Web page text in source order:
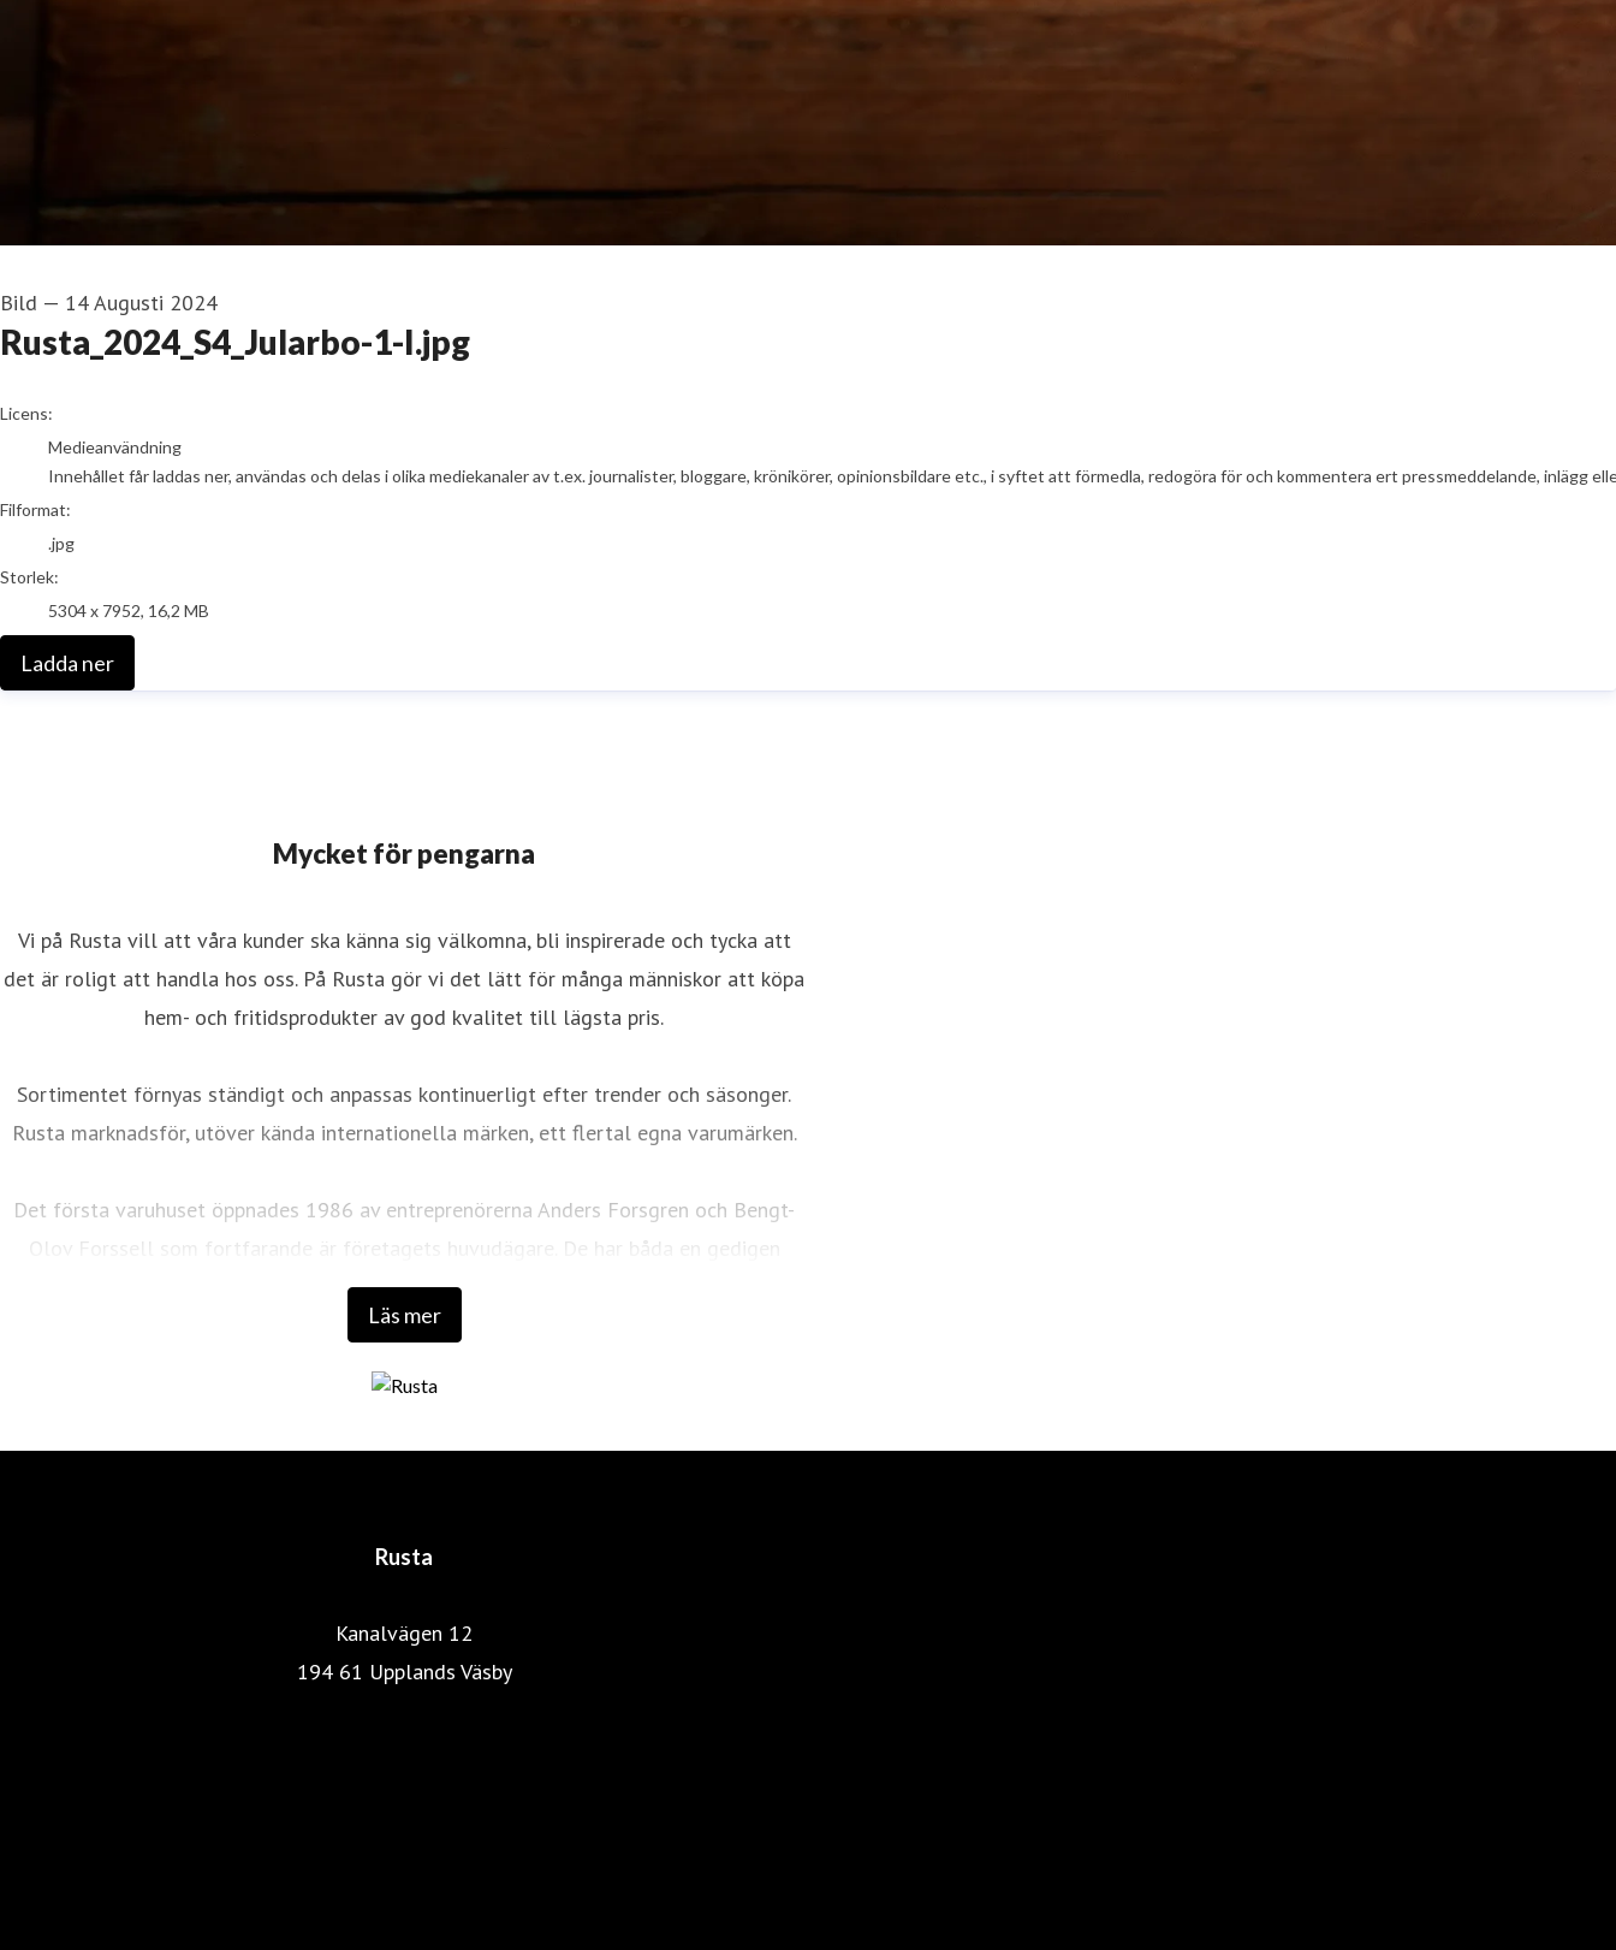
Bild — 14 Augusti 2024
Rusta_2024_S4_Jularbo-1-I.jpg
go to media item
Licens:
Medieanvändning
Innehållet får laddas ner, användas och delas i olika mediekanaler av t.ex. journalister, bloggare, krönikörer, opinionsbildare etc., i syftet att förmedla, redogöra för och kommentera ert pressmeddelande,
Filformat:
.jpg
Storlek:
5304 x 7952, 16,2 MB
Ladda ner
Mycket för pengarna
Läs mer
Vi på Rusta vill att våra kunder ska känna sig välkomna, bli inspirerade och tycka att
det är roligt att handla hos oss. På Rusta gör vi det lätt för många människor att köpa
hem- och fritidsprodukter av god kvalitet till lägsta pris.
Sortimentet förnyas ständigt och anpassas kontinuerligt efter trender och säsonger.
Rusta marknadsför, utöver kända internationella märken, ett flertal egna varumärken.
Det första varuhuset öppnades 1986 av entreprenörerna Anders Forsgren och Bengt-
Olov Forssell som fortfarande är företagets huvudägare. De har båda en gedigen
utbildning och bakgrund inom distribution, marknadsföring och detaljhandel. En
lyckosam kombination som skapat det som idag är Rusta.
Rusta
Kanalvägen 12
194 61 Upplands Väsby